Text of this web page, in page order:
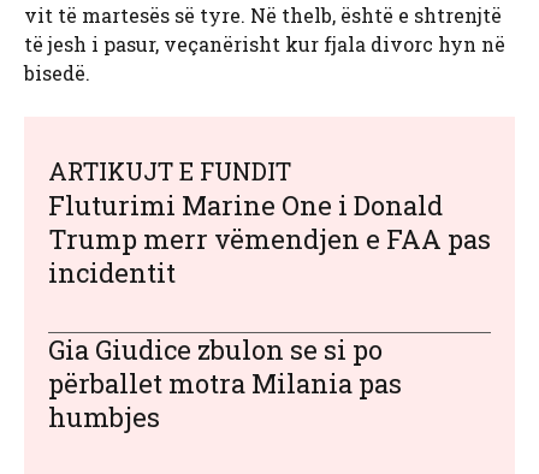
vit të martesës së tyre. Në thelb, është e shtrenjtë
të jesh i pasur, veçanërisht kur fjala divorc hyn në
bisedë.
ARTIKUJT E FUNDIT
Fluturimi Marine One i Donald
Trump merr vëmendjen e FAA pas
incidentit
Gia Giudice zbulon se si po
përballet motra Milania pas
humbjes